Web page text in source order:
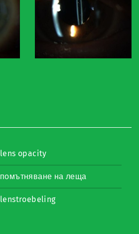
lens opacity
помътняване на леща
lenstroebeling